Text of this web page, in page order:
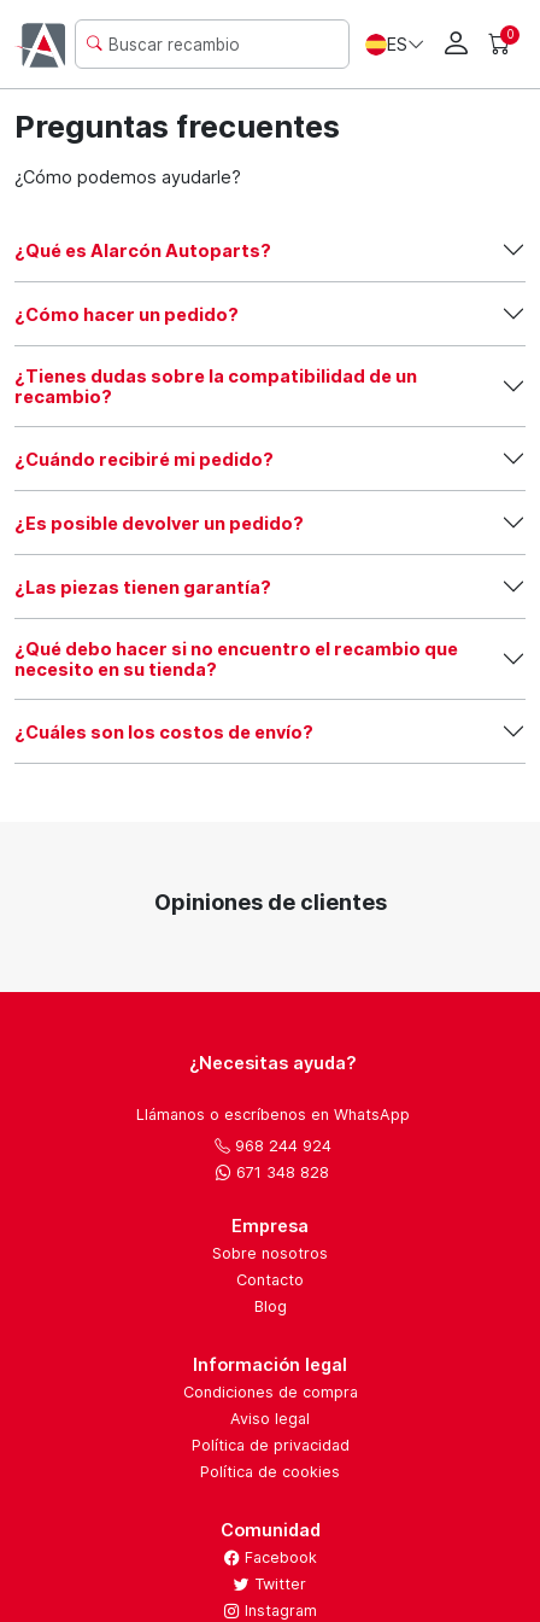
ES 0
Preguntas frecuentes
¿Cómo podemos ayudarle?
¿Qué es Alarcón Autoparts?
¿Cómo hacer un pedido?
¿Tienes dudas sobre la compatibilidad de un
recambio?
¿Cuándo recibiré mi pedido?
¿Es posible devolver un pedido?
¿Las piezas tienen garantía?
¿Qué debo hacer si no encuentro el recambio que
necesito en su tienda?
¿Cuáles son los costos de envío?
Opiniones de clientes
¿Necesitas ayuda?
Llámanos o escríbenos en WhatsApp
968 244 924
671 348 828
Empresa
Sobre nosotros
Contacto
Blog
Información legal
Condiciones de compra
Aviso legal
Política de privacidad
Política de cookies
Comunidad
Facebook
Twitter
Instagram